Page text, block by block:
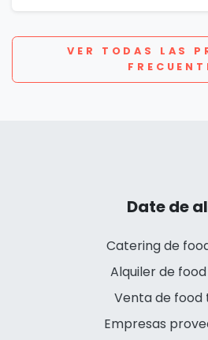
VER TODAS LAS
Date de
Catering de
Alquiler de
Venta de food
Empresas